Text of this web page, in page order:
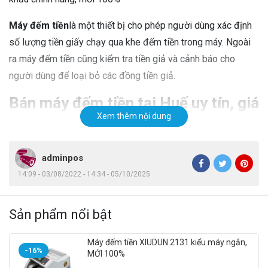
Máy đếm tiềnlà một thiết bị cho phép người dùng xác định
số lượng tiền giấy chạy qua khe đếm tiền trong máy. Ngoài
ra máy đếm tiền cũng kiểm tra tiền giả và cảnh báo cho
người dùng để loại bỏ các đồng tiền giả.
Bán máy đếm tiền tại Huế uy tín, giá
cạnh tranh
Bạn muốn mua
cung cấp uy tín chuyên nghiệp. Đây là cách giúp bạn có
soi tiền, máy bó tiền và các thiết bị kho quỹ ngân hàng khác
tại Thừa Thiên Huế.
Xem thêm nội dung
adminpos
14:09 - 03/08/2022 - 14:34 - 05/10/2025
Sản phẩm nổi bật
-16%
Máy đếm tiền XIUDUN 2131 kiểu máy ngắn,
MỚI 100%